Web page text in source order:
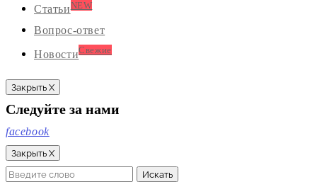
СтатьиNEW
Вопрос-ответ
НовостиСвежие
Закрыть X
Следуйте за нами
facebook
Закрыть X